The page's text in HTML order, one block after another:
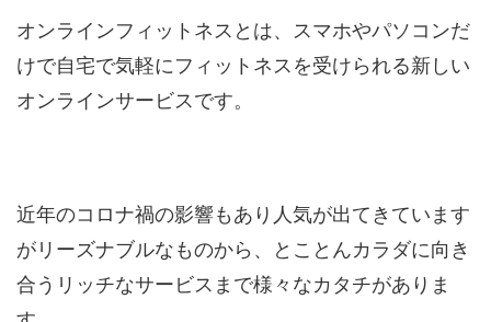
オンラインフィットネスとは、スマホやパソコンだ
けで自宅で気軽にフィットネスを受けられる新しい
オンラインサービスです。
近年のコロナ禍の影響もあり人気が出てきています
がリーズナブルなものから、とことんカラダに向き
合うリッチなサービスまで様々なカタチがありま